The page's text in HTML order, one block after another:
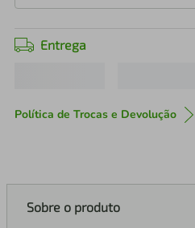
Entrega
Política de Trocas e Devolução
Sobre o produto